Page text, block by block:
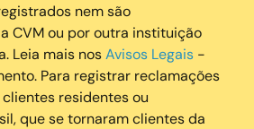
nem são
CVM ou por outra instituição
Leia mais nosAvisos Legais -
Para registrar reclamações
residentes ou
que se tornaram clientes da